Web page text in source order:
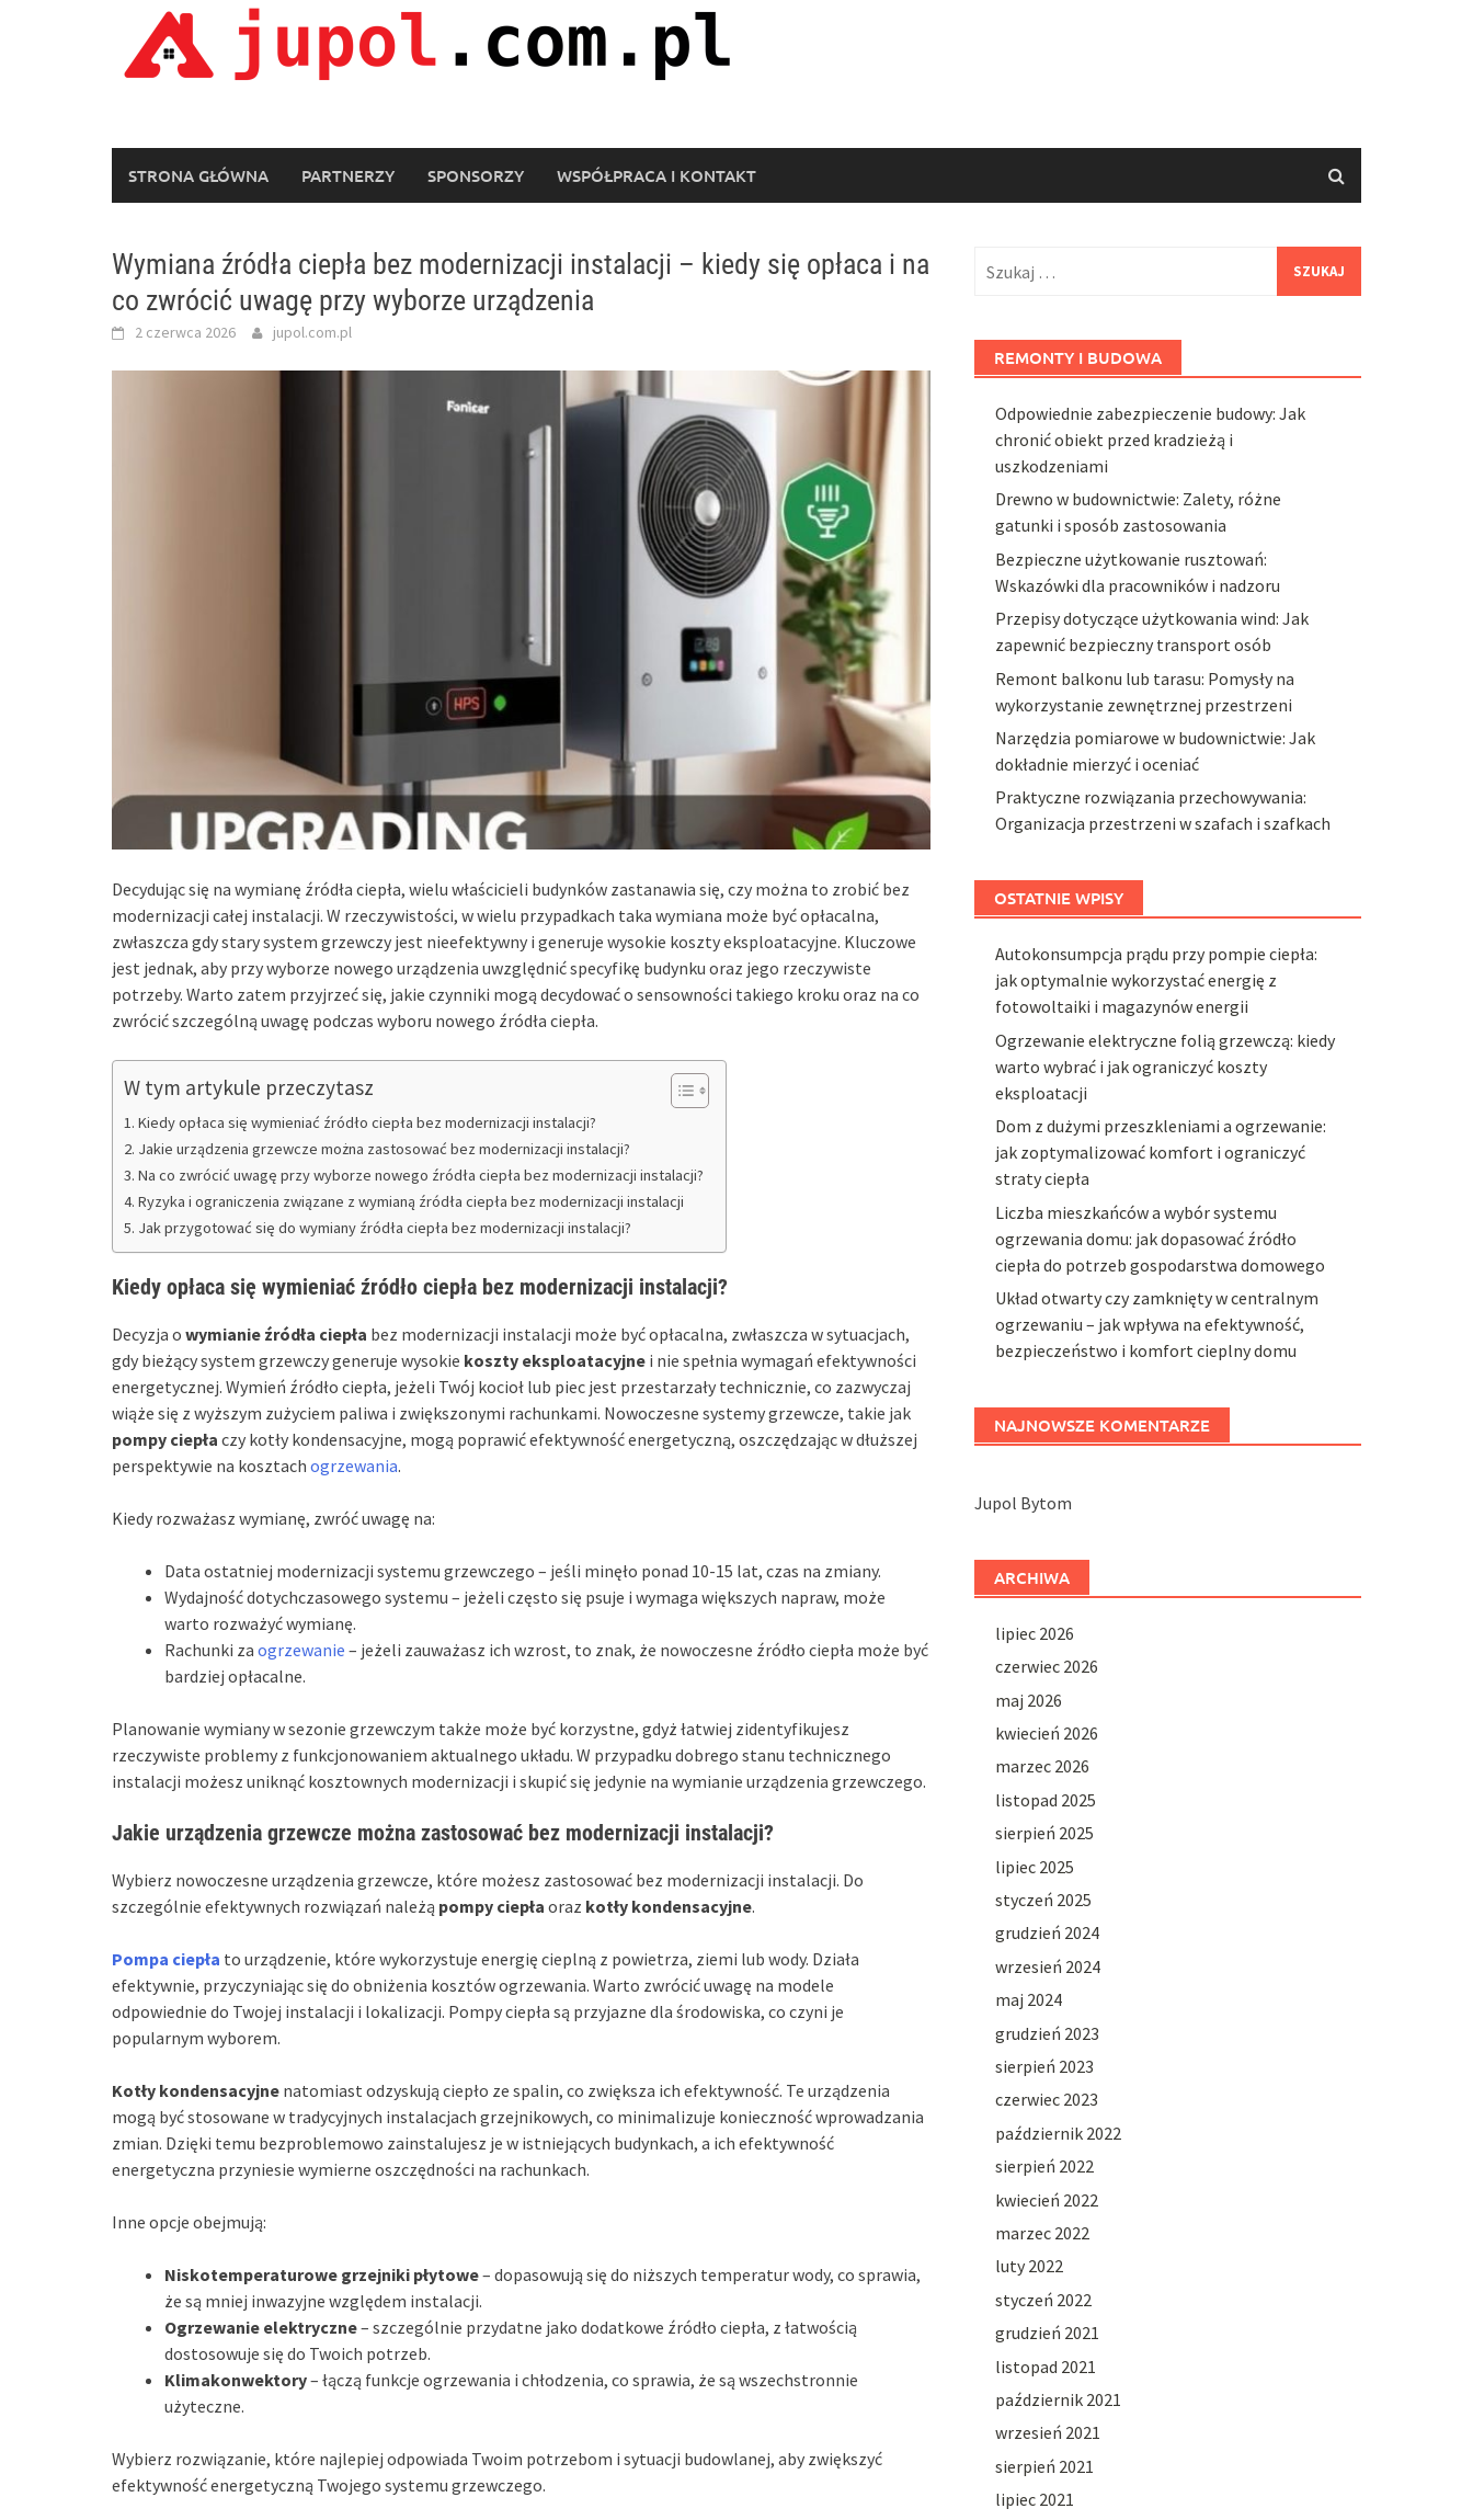
STRONA GŁÓWNA PARTNERZY SPONSORZY WSPÓŁPRACA I KONTAKT
Wymiana źródła ciepła bez modernizacji instalacji – kiedy się opłaca i na
co zwrócić uwagę przy wyborze urządzenia
2 czerwca 2026 jupol.com.pl
Decydując się na wymianę źródła ciepła, wielu właścicieli budynków zastanawia się, czy można to zrobić bez
modernizacji całej instalacji. W rzeczywistości, w wielu przypadkach taka wymiana może być opłacalna,
zwłaszcza gdy stary system grzewczy jest nieefektywny i generuje wysokie koszty eksploatacyjne. Kluczowe
jest jednak, aby przy wyborze nowego urządzenia uwzględnić specyfikę budynku oraz jego rzeczywiste
potrzeby. Warto zatem przyjrzeć się, jakie czynniki mogą decydować o sensowności takiego kroku oraz na co
zwrócić szczególną uwagę podczas wyboru nowego źródła ciepła.
W tym artykule przeczytasz
Kiedy opłaca się wymieniać źródło ciepła bez modernizacji instalacji?
Jakie urządzenia grzewcze można zastosować bez modernizacji instalacji?
Na co zwrócić uwagę przy wyborze nowego źródła ciepła bez modernizacji instalacji?
Ryzyka i ograniczenia związane z wymianą źródła ciepła bez modernizacji instalacji
Jak przygotować się do wymiany źródła ciepła bez modernizacji instalacji?
Kiedy opłaca się wymieniać źródło ciepła bez modernizacji instalacji?
Decyzja o wymianie źródła ciepła bez modernizacji instalacji może być opłacalna, zwłaszcza w sytuacjach,
gdy bieżący system grzewczy generuje wysokie koszty eksploatacyjne i nie spełnia wymagań efektywności
energetycznej. Wymień źródło ciepła, jeżeli Twój kocioł lub piec jest przestarzały technicznie, co zazwyczaj
wiąże się z wyższym zużyciem paliwa i zwiększonymi rachunkami. Nowoczesne systemy grzewcze, takie jak
pompy ciepła czy kotły kondensacyjne, mogą poprawić efektywność energetyczną, oszczędzając w dłuższej
perspektywie na kosztach ogrzewania.
Kiedy rozważasz wymianę, zwróć uwagę na:
Data ostatniej modernizacji systemu grzewczego – jeśli minęło ponad 10-15 lat, czas na zmiany.
Wydajność dotychczasowego systemu – jeżeli często się psuje i wymaga większych napraw, może
warto rozważyć wymianę.
Rachunki za ogrzewanie – jeżeli zauważasz ich wzrost, to znak, że nowoczesne źródło ciepła może być
bardziej opłacalne.
Planowanie wymiany w sezonie grzewczym także może być korzystne, gdyż łatwiej zidentyfikujesz
rzeczywiste problemy z funkcjonowaniem aktualnego układu. W przypadku dobrego stanu technicznego
instalacji możesz uniknąć kosztownych modernizacji i skupić się jedynie na wymianie urządzenia grzewczego.
Jakie urządzenia grzewcze można zastosować bez modernizacji instalacji?
Wybierz nowoczesne urządzenia grzewcze, które możesz zastosować bez modernizacji instalacji. Do
szczególnie efektywnych rozwiązań należą pompy ciepła oraz kotły kondensacyjne.
Pompa ciepła to urządzenie, które wykorzystuje energię cieplną z powietrza, ziemi lub wody. Działa
efektywnie, przyczyniając się do obniżenia kosztów ogrzewania. Warto zwrócić uwagę na modele
odpowiednie do Twojej instalacji i lokalizacji. Pompy ciepła są przyjazne dla środowiska, co czyni je
popularnym wyborem.
Kotły kondensacyjne natomiast odzyskują ciepło ze spalin, co zwiększa ich efektywność. Te urządzenia
mogą być stosowane w tradycyjnych instalacjach grzejnikowych, co minimalizuje konieczność wprowadzania
zmian. Dzięki temu bezproblemowo zainstalujesz je w istniejących budynkach, a ich efektywność
energetyczna przyniesie wymierne oszczędności na rachunkach.
Inne opcje obejmują:
Niskotemperaturowe grzejniki płytowe– dopasowują się do niższych temperatur wody, co sprawia,
że są mniej inwazyjne względem instalacji.
Ogrzewanie elektryczne– szczególnie przydatne jako dodatkowe źródło ciepła, z łatwością
dostosowuje się do Twoich potrzeb.
Klimakonwektory– łączą funkcje ogrzewania i chłodzenia, co sprawia, że są wszechstronnie
użyteczne.
Wybierz rozwiązanie, które najlepiej odpowiada Twoim potrzebom i sytuacji budowlanej, aby zwiększyć
efektywność energetyczną Twojego systemu grzewczego.
REMONTY I BUDOWA
Odpowiednie zabezpieczenie budowy: Jak
chronić obiekt przed kradzieżą i
uszkodzeniami
Drewno w budownictwie: Zalety, różne
gatunki i sposób zastosowania
Bezpieczne użytkowanie rusztowań:
Wskazówki dla pracowników i nadzoru
Przepisy dotyczące użytkowania wind: Jak
zapewnić bezpieczny transport osób
Remont balkonu lub tarasu: Pomysły na
wykorzystanie zewnętrznej przestrzeni
Narzędzia pomiarowe w budownictwie: Jak
dokładnie mierzyć i oceniać
Praktyczne rozwiązania przechowywania:
Organizacja przestrzeni w szafach i szafkach
OSTATNIE WPISY
Autokonsumpcja prądu przy pompie ciepła:
jak optymalnie wykorzystać energię z
fotowoltaiki i magazynów energii
Ogrzewanie elektryczne folią grzewczą: kiedy
warto wybrać i jak ograniczyć koszty
eksploatacji
Dom z dużymi przeszkleniami a ogrzewanie:
jak zoptymalizować komfort i ograniczyć
straty ciepła
Liczba mieszkańców a wybór systemu
ogrzewania domu: jak dopasować źródło
ciepła do potrzeb gospodarstwa domowego
Układ otwarty czy zamknięty w centralnym
ogrzewaniu – jak wpływa na efektywność,
bezpieczeństwo i komfort cieplny domu
NAJNOWSZE KOMENTARZE
Jupol Bytom
ARCHIWA
lipiec 2026
czerwiec 2026
maj 2026
kwiecień 2026
marzec 2026
listopad 2025
sierpień 2025
lipiec 2025
styczeń 2025
grudzień 2024
wrzesień 2024
maj 2024
grudzień 2023
sierpień 2023
czerwiec 2023
październik 2022
sierpień 2022
kwiecień 2022
marzec 2022
luty 2022
styczeń 2022
grudzień 2021
listopad 2021
październik 2021
wrzesień 2021
sierpień 2021
lipiec 2021